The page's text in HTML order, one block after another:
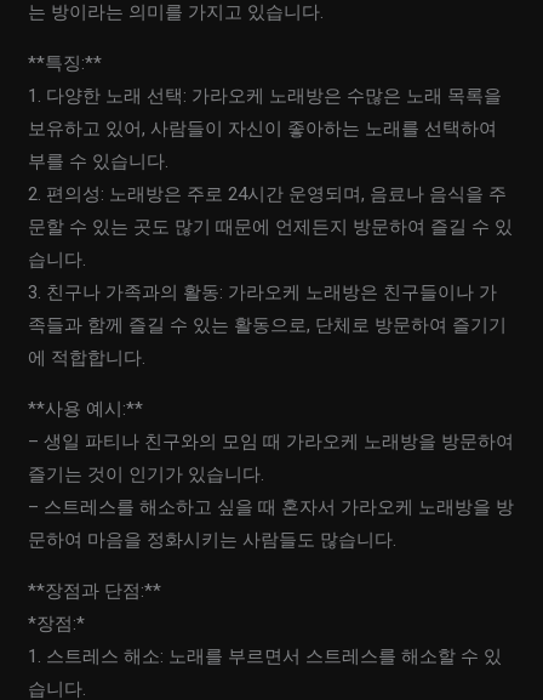
는 방이라는 의미를 가지고 있습니다.
**특징:**
1. 다양한 노래 선택: 가라오케 노래방은 수많은 노래 목록을
보유하고 있어, 사람들이 자신이 좋아하는 노래를 선택하여
부를 수 있습니다.
2. 편의성: 노래방은 주로 24시간 운영되며, 음료나 음식을 주
문할 수 있는 곳도 많기 때문에 언제든지 방문하여 즐길 수 있
습니다.
3. 친구나 가족과의 활동: 가라오케 노래방은 친구들이나 가
족들과 함께 즐길 수 있는 활동으로, 단체로 방문하여 즐기기
에 적합합니다.
**사용 예시:**
– 생일 파티나 친구와의 모임 때 가라오케 노래방을 방문하여
즐기는 것이 인기가 있습니다.
– 스트레스를 해소하고 싶을 때 혼자서 가라오케 노래방을 방
문하여 마음을 정화시키는 사람들도 많습니다.
**장점과 단점:**
*장점:*
1. 스트레스 해소: 노래를 부르면서 스트레스를 해소할 수 있
습니다.